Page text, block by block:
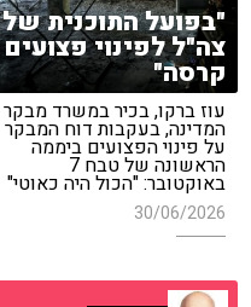
"בפועל התוכנית של
צה"ל לפינוי פצועים
קרסה"
עוז ברקו, בכיר במשרד מבקר
המדינה, בעקבות דוח המבקר
על פינוי הפצועים ביממה
הראשונה של טבח 7
באוקטובר: "הכול היה כאוטי"
30/06/2026